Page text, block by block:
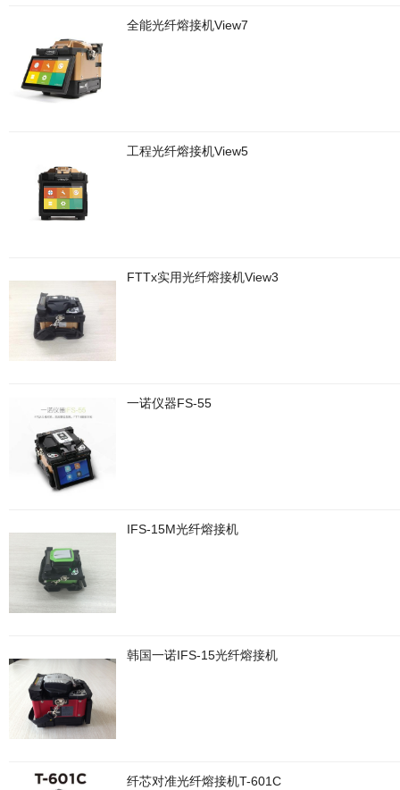
全能光纤熔接机View7
工程光纤熔接机View5
FTTx实用光纤熔接机View3
一诺仪器FS-55
IFS-15M光纤熔接机
韩国一诺IFS-15光纤熔接机
纤芯对准光纤熔接机T-601C